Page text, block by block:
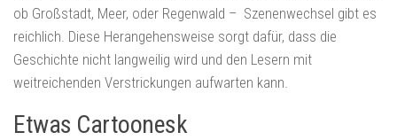
ob Großstadt, Meer, oder Regenwald – Szenenwechsel gibt es
reichlich. Diese Herangehensweise sorgt dafür, dass die
Geschichte nicht langweilig wird und den Lesern mit
weitreichenden Verstrickungen aufwarten kann.
Etwas Cartoonesk